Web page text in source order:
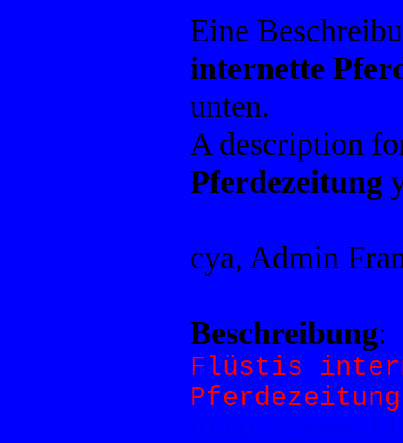
Eine
internette
unten.
A description
Pferdezeitung
cya, Admin
Beschreibung:
Flüstis